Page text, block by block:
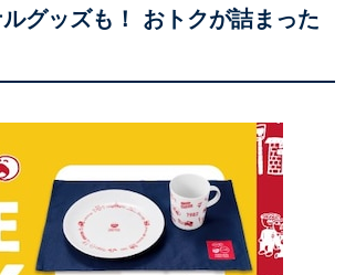
グッズも！ おトクが詰まった